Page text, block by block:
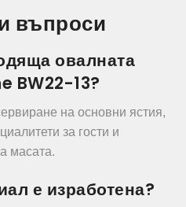
въпроси
овалната
BW22-13?
на основни ястия,
за гости и
масата.
е изработена?